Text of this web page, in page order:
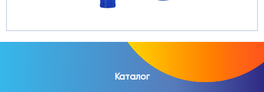
Каталог